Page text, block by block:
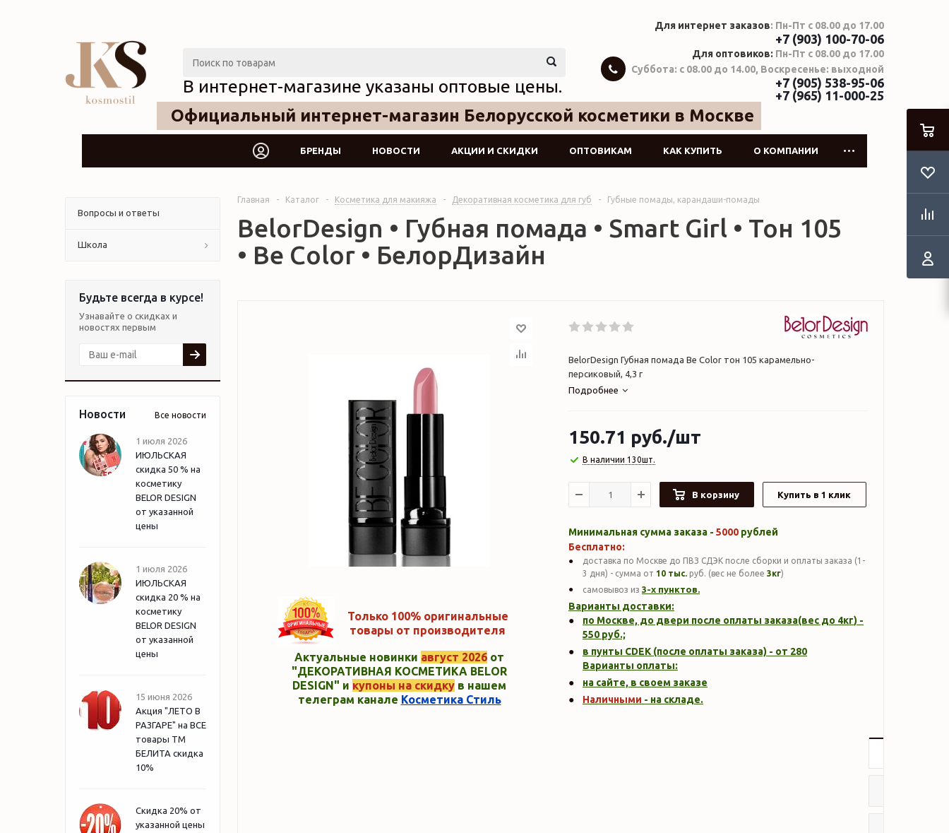
Официальный интернет-магазин Белорусской косметики в Москве
В интернет-магазине указаны оптовые цены.
Для интернет заказов: Пн-Пт с 08.00 до 17.00
+7 (903) 100-70-06
Для оптовиков: Пн-Пт с 08.00 до 17.00
Суббота: с 08.00 до 14.00, Воскресенье: выходной
+7 (905) 538-95-06
+7 (965) 11-000-25
БРЕНДЫ НОВОСТИ АКЦИИ И СКИДКИ ОПТОВИКАМ КАК КУПИТЬ О КОМПАНИИ
Вопросы и ответы
Школа
Будьте всегда в курсе!
Узнавайте о скидках и
новостях первым
Новости Все новости
1 июля 2026
ИЮЛЬСКАЯ
скидка 50 % на
косметику
BELOR DESIGN
от указанной
цены
1 июля 2026
ИЮЛЬСКАЯ
скидка 20 % на
косметику
BELOR DESIGN
от указанной
цены
15 июня 2026
Акция "ЛЕТО В
РАЗГАРЕ" на ВСЕ
товары ТМ
БЕЛИТА скидка
10%
Скидка 20% от
указанной цены
Главная - Каталог - Косметика для макияжа - Декоративная косметика для губ - Губные помады, карандаши-помады
BelorDesign • Губная помада • Smart Girl • Тон 105
• Be Color • БелорДизайн
Только 100% оригинальные
товары от производителя
Актуальные новинки август 2026 от
"ДЕКОРАТИВНАЯ КОСМЕТИКА BELOR
DESIGN" и купоны на скидку в нашем
телеграм канале Косметика Стиль
BelorDesign Губная помада Be Color тон 105 карамельно-
персиковый, 4,3 г
Подробнее
150.71 руб./шт
В наличии 130шт.
В корзину Купить в 1 клик
Минимальная сумма заказа - 5000 рублей
Бесплатно:
доставка по Москве до ПВЗ СДЭК после сборки и оплаты заказа (1-
3 дня) - сумма от 10 тыс. руб. (вес не более 3кг)
самовывоз из 3-х пунктов.
Варианты доставки:
по Москве, до двери после оплаты заказа(вес до 4кг) -
550 руб.;
в пунты CDEK (после оплаты заказа) - от 280
Варианты оплаты:
на сайте, в своем заказе
Наличными - на складе.